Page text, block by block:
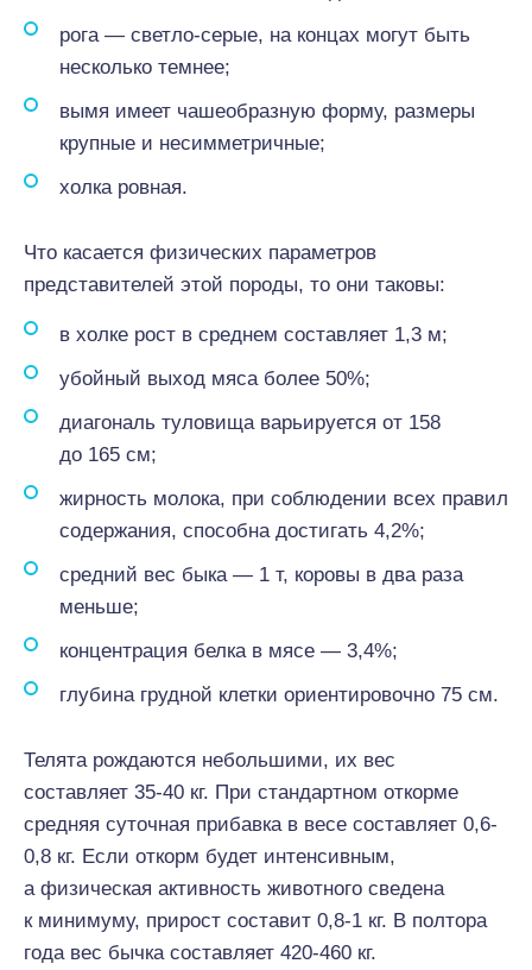
рога — светло-серые, на концах могут быть
несколько темнее;
вымя имеет чашеобразную форму, размеры
крупные и несимметричные;
холка ровная.
Что касается физических параметров
представителей этой породы, то они таковы:
в холке рост в среднем составляет 1,3 м;
убойный выход мяса более 50%;
диагональ туловища варьируется от 158
до 165 см;
жирность молока, при соблюдении всех правил
содержания, способна достигать 4,2%;
средний вес быка — 1 т, коровы в два раза
меньше;
концентрация белка в мясе — 3,4%;
глубина грудной клетки ориентировочно 75 см.
Телята рождаются небольшими, их вес
составляет 35-40 кг. При стандартном откорме
средняя суточная прибавка в весе составляет 0,6-
0,8 кг. Если откорм будет интенсивным,
а физическая активность животного сведена
к минимуму, прирост составит 0,8-1 кг. В полтора
года вес бычка составляет 420-460 кг.